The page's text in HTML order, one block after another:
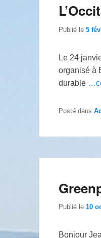
Publié le 5
Le 24
organisé à
durable
Posté dans
Publié le 10
Bonjour